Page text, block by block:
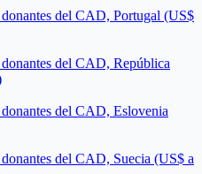
del CAD, Portugal (US$
del CAD, República
del CAD, Eslovenia
del CAD, Suecia (US$ a